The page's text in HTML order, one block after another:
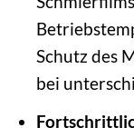
Schutz des
bei